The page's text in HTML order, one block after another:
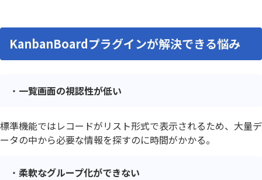
KanbanBoardプラグインが解決できる悩み
一覧画面の視認性が低い
標準機能ではレコードがリスト形式で表示されるため、大量デ
ータの中から必要な情報を探すのに時間がかかる。
柔軟なグループ化ができない